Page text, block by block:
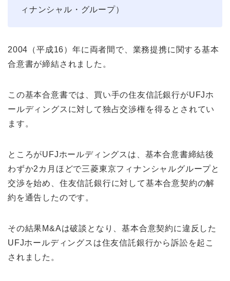
ィナンシャル・グループ）
2004（平成16）年に両者間で、業務提携に関する基本
合意書が締結されました。
この基本合意書では、買い手の住友信託銀行がUFJホ
ールディングスに対して独占交渉権を得るとされてい
ます。
ところがUFJホールディングスは、基本合意書締結後
わずか2カ月ほどで三菱東京フィナンシャルグループと
交渉を始め、住友信託銀行に対して基本合意契約の解
約を通告したのです。
その結果M&Aは破談となり、基本合意契約に違反した
UFJホールディングスは住友信託銀行から訴訟を起こ
されました。